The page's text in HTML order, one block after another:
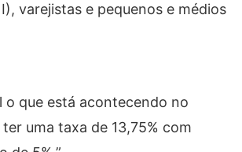
varejistas e pequenos e médios
o que está acontecendo no
uma taxa de 13,75% com